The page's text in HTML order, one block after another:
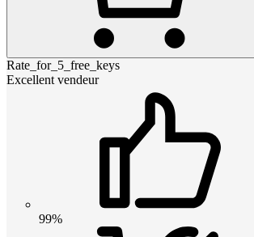
Rate_for_5_free_keys
Excellent vendeur
99%